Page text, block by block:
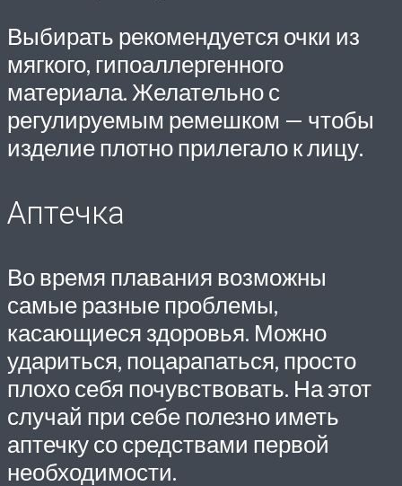
Выбирать рекомендуется очки из
мягкого, гипоаллергенного
материала. Желательно с
регулируемым ремешком — чтобы
изделие плотно прилегало к лицу.
Аптечка
Во время плавания возможны
самые разные проблемы,
касающиеся здоровья. Можно
удариться, поцарапаться, просто
плохо себя почувствовать. На этот
случай при себе полезно иметь
аптечку со средствами первой
необходимости.